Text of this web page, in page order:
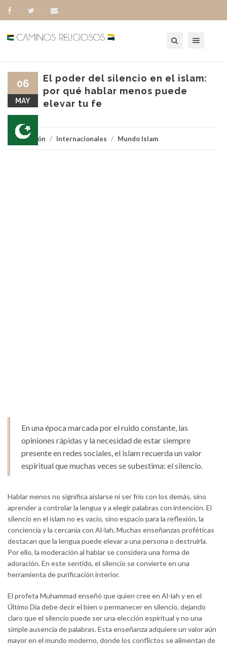
El poder del silencio en el islam:
por qué hablar menos puede
elevar tu fe
Religión / Internacionales / Mundo Islam
06
MAY
En una época marcada por el ruido constante, las
opiniones rápidas y la necesidad de estar siempre
presente en redes sociales, el islam recuerda un valor
espiritual que muchas veces se subestima: el silencio.
Hablar menos no significa aislarse ni ser frío con los demás, sino
aprender a controlar la lengua y a elegir palabras con intención. El
silencio en el islam no es vacío, sino espacio para la reflexión, la
conciencia y la cercanía con Al-lah. Muchas enseñanzas proféticas
destacan que la lengua puede elevar a una persona o destruirla.
Por ello, la moderación al hablar se considera una forma de
adoración. En este sentido, el silencio se convierte en una
herramienta de purificación interior.
El profeta Muhammad enseñó que quien cree en Al-lah y en el
Último Día debe decir el bien o permanecer en silencio, dejando
claro que el silencio puede ser una elección espiritual y no una
simple ausencia de palabras. Esta enseñanza adquiere un valor aún
mayor en el mundo moderno, donde los conflictos se alimentan de